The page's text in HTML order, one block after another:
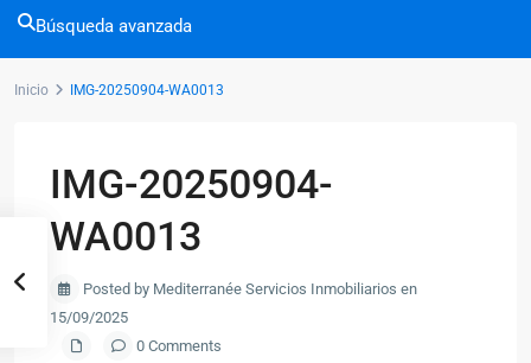
Búsqueda avanzada
Inicio IMG-20250904-WA0013
IMG-20250904-
WA0013
Posted by Mediterranée Servicios Inmobiliarios en
15/09/2025
0 Comments